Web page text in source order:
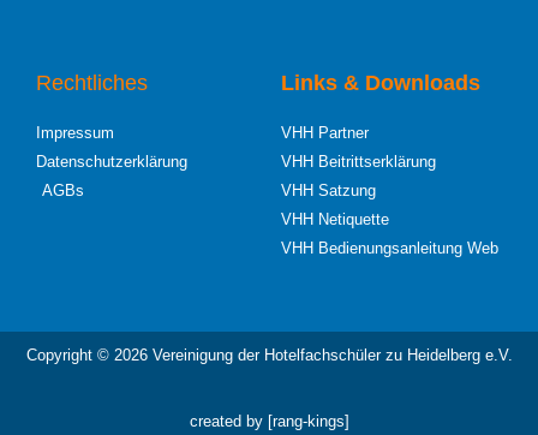
Rechtliches
Impressum
Datenschutzerklärung
AGBs
Links & Downloads
VHH Partner
VHH Beitrittserklärung
VHH Satzung
VHH Netiquette
VHH Bedienungsanleitung Web
Copyright © 2026 Vereinigung der Hotelfachschüler zu Heidelberg e.V.
created by [rang-kings]